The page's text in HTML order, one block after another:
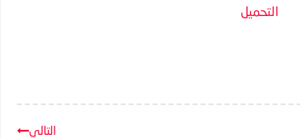
التحميل
التالي